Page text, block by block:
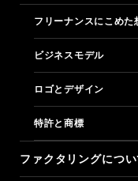
フリーナンスにこめた
ビジネスモデル
ロゴとデザイン
特許と商標
ファクタリングについ